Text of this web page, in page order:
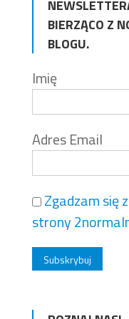
BIERZĄCO Z
BLOGU.
Imię
Adres Email
Zgadzam się
strony